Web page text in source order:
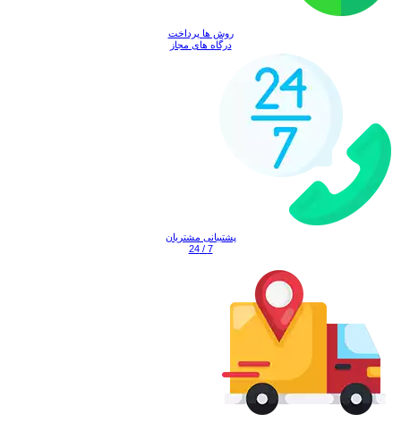
روش ها پرداخت
درگاه های مجاز
پشتیبانی مشتریان
7 / 24